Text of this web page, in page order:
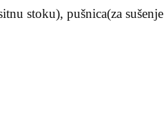
stoku), pušnica(za sušenje